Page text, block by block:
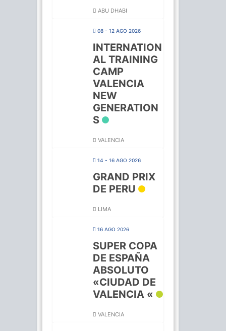
ABU DHABI
08 - 12 AGO 2026
INTERNATION
AL TRAINING
CAMP
VALENCIA
NEW
GENERATION
S
VALENCIA
14 - 16 AGO 2026
GRAND PRIX
DE PERU
LIMA
16 AGO 2026
SUPER COPA
DE ESPAÑA
ABSOLUTO
«CIUDAD DE
VALENCIA «
VALENCIA